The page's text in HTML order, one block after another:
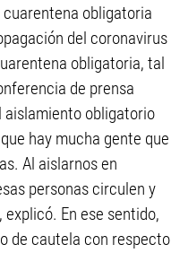
obligatoria
del coronavirus
obligatoria, tal
de prensa
aislamiento obligatorio
hay mucha gente que
Al aislarnos en
personas circulen y
En ese sentido,
de cautela con respecto